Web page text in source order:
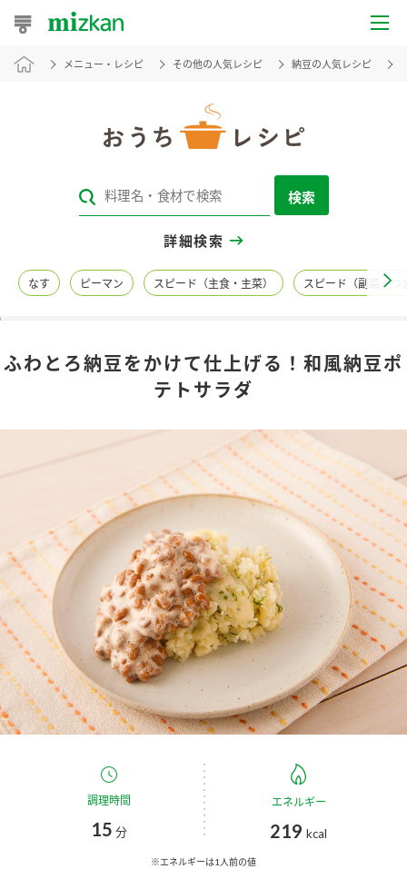
おうちレシピ
レシピカテゴリ一覧
レシピ名特集
商品情報
調味酢
お酢ドリンク ぽん酢
みりん風・料理酒 鍋用調味料
つゆ たれ
スープ
キャンペーン情報
ブランド・スペシャルサイト
ブランド・スペシャルサイト トップ
商品ブランドサイト
Fibee（ファイビー）
くらしプラ酢
カンタン酢
かおりの蔵
企業情報
国内事業概要
ミツカングループについて
企業理念
ミツカンを知る
環境への取り組み
メニュー・レシピ その他の人気レシピ 納豆の人気レシピ
検索
詳細検索
なす ピーマン スピード（主食・主菜） スピード（副菜・つ
ふわとろ納豆をかけて仕上げる！和風納豆ポ
テトサラダ
調理時間
15 分
エネルギー
219 kcal
※エネルギーは1人前の値